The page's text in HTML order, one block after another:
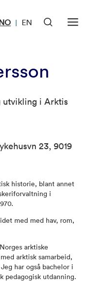
| EN
utvikling i Arktis
23, 9019
historie, blant annet
i
med med hav, rom,
arktiske
arktisk samarbeid,
har også bachelor i
pedagogisk utdanning.